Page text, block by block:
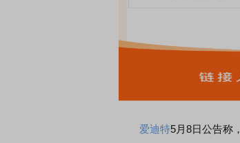
爱迪特5月8日公告称，